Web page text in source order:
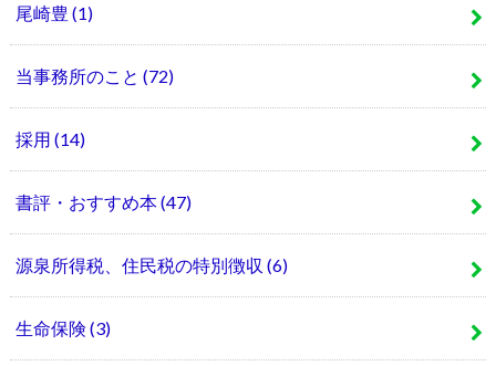
尾崎豊 (1)
当事務所のこと (72)
採用 (14)
書評・おすすめ本(47)
源泉所得税、住民税の特別徴収 (6)
生命保険 (3)